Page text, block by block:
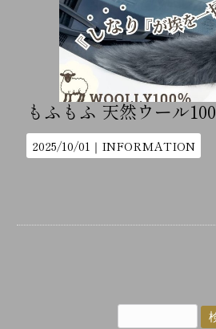
もふもふ 天然ウール100% ウールダス
2025/10/01｜ INFORMATION